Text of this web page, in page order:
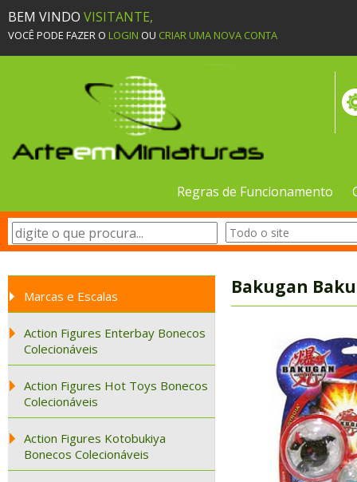
BEM VINDO VISITANTE,
VOCÊ PODE FAZER O LOGIN OU CRIAR UMA NOVA CONTA
Regras de Funcionamento
Marcas e Escalas
Action Figures Enterbay Bonecos
Colecionáveis
Action Figures Hot Toys Bonecos
Colecionáveis
Action Figures Kotobukiya
Bonecos Colecionáveis
Bakugan